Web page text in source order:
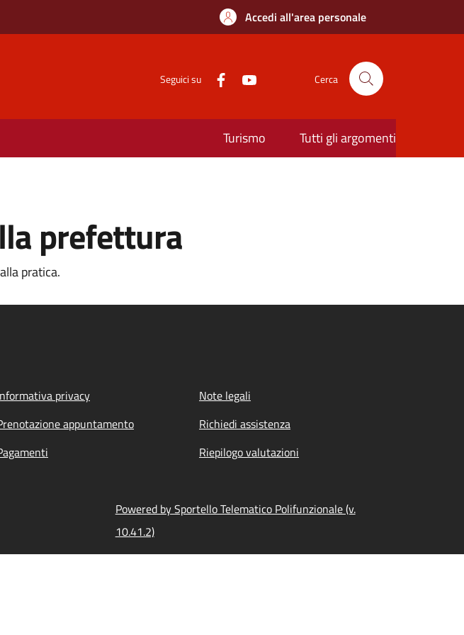
Accedi all'area personale
Seguici su Cerca
Turismo Tutti gli argomenti
prefettura
pratica.
privacy
Note legali
appuntamento
Richiedi assistenza
Riepilogo valutazioni
Powered by Sportello Telematico Polifunzionale (v.
10.41.2)